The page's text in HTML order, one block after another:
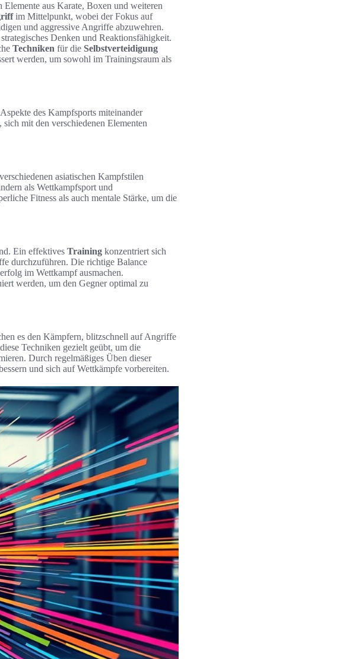
aus Karate, Boxen und weiteren
im Mittelpunkt, wobei der Fokus auf
und aggressive Angriffe abzuwehren.
Denken und Reaktionsfähigkeit.
Techniken für die Selbstverteidigung
werden, um sowohl im Trainingsraum als
des Kampfsports miteinander
mit den verschiedenen Elementen
asiatischen Kampfstilen
als Wettkampfsport und
Fitness als auch mentale Stärke, um die
Ein effektives Training konzentriert sich
durchzuführen. Die richtige Balance
im Wettkampf ausmachen.
werden, um den Gegner optimal zu
es den Kämpfern, blitzschnell auf Angriffe
Techniken gezielt geübt, um die
Durch regelmäßiges Üben dieser
und sich auf Wettkämpfe vorbereiten.